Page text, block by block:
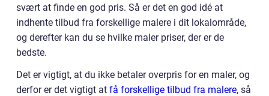
svært at finde en god pris. Så er det en god idé at
indhente tilbud fra forskellige malere i dit lokalområde,
og derefter kan du se hvilke maler priser, der er de
bedste.
Det er vigtigt, at du ikke betaler overpris for en maler, og
derfor er det vigtigt at få forskellige tilbud fra malere, så